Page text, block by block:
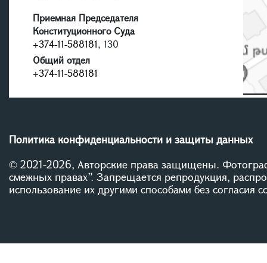
Приемная Председателя
Конституционного Суда
+374-11-588181, 130
Общий отдел
+374-11-588181
Политика конфиденциальности и защиты данных
© 2021-2026, Авторские права защищены.
смежных правах”. Запрещается репродукция,
использование их другими способами без согласия